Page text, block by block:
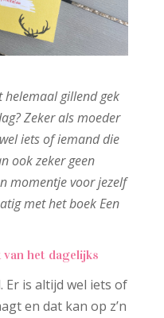
helemaal gillend gek
Zeker als moeder
iets of iemand die
ook zeker geen
momentje voor jezelf
met het boek Een
het dagelijks
Er is altijd wel iets of
en dat kan op z’n